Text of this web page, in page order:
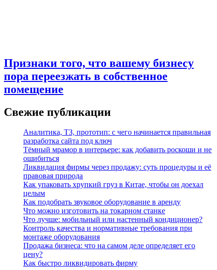
Признаки того, что вашему бизнесу
пора переезжать в собственное
помещение
Свежие публикации
Аналитика, ТЗ, прототип: с чего начинается правильная
разработка сайта под ключ
Тёмный мрамор в интерьере: как добавить роскоши и не
ошибиться
Ликвидация фирмы через продажу: суть процедуры и её
правовая природа
Как упаковать хрупкий груз в Китае, чтобы он доехал
целым
Как подобрать звуковое оборудование в аренду
Что можно изготовить на токарном станке
Что лучше: мобильный или настенный кондиционер?
Контроль качества и нормативные требования при
монтаже оборудования
Продажа бизнеса: что на самом деле определяет его
цену?
Как быстро ликвидировать фирму